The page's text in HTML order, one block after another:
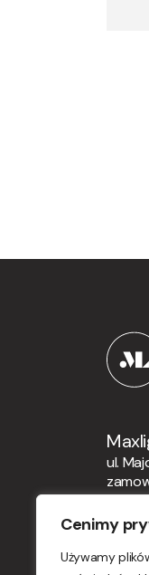
Cenimy
Używamy
ul.
+48 12